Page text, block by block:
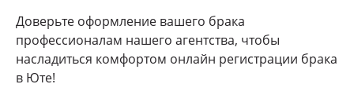
Доверьте оформление вашего брака
профессионалам нашего агентства, чтобы
насладиться комфортом онлайн регистрации брака
в Юте!